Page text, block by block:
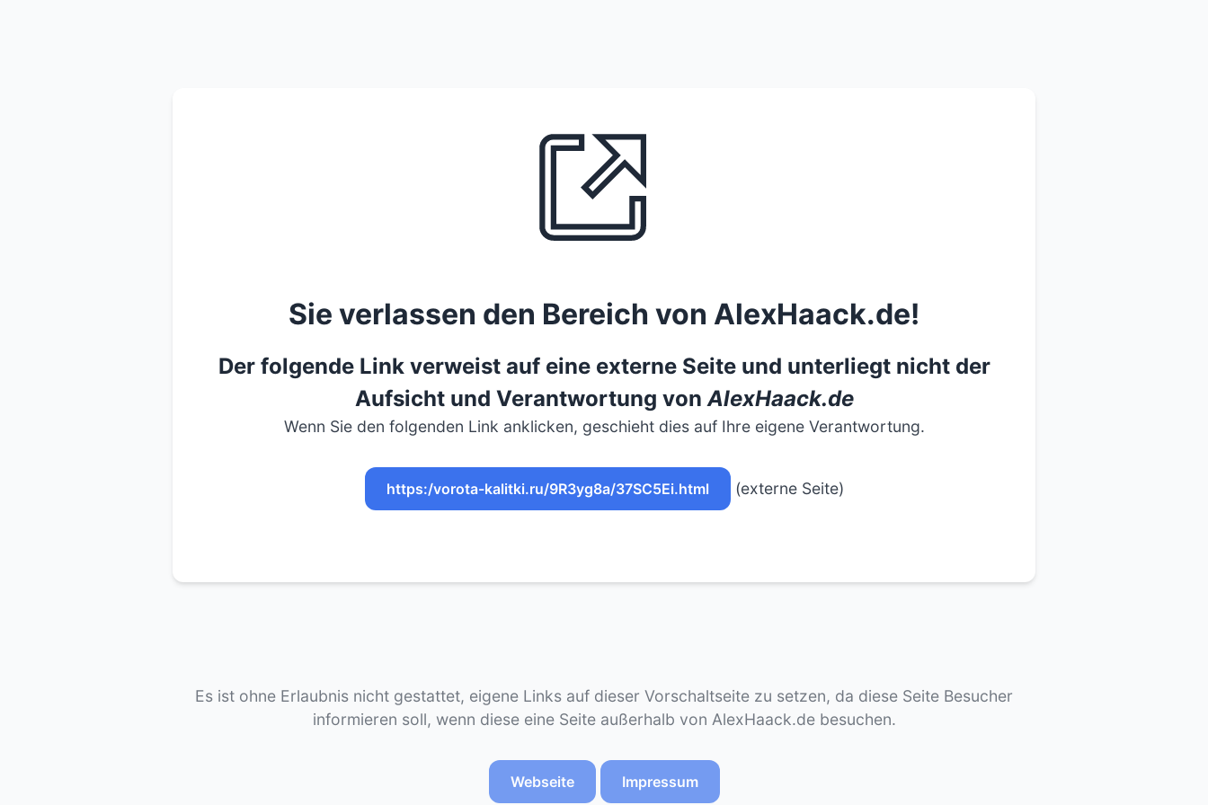
Sie verlassen den Bereich von AlexHaack.de!
Der folgende Link verweist auf eine externe Seite und unterliegt nicht der
Aufsicht und Verantwortung vonAlexHaack.de
Wenn Sie den folgenden Link anklicken, geschieht dies auf Ihre eigene Verantwortung.
https:/vorota-kalitki.ru/9R3yg8a/37SC5Ei.html (externe Seite)
Es ist ohne Erlaubnis nicht gestattet, eigene Links auf dieser Vorschaltseite zu setzen, da diese Seite Besucher
informieren soll, wenn diese eine Seite außerhalb von AlexHaack.de besuchen.
Webseite Impressum